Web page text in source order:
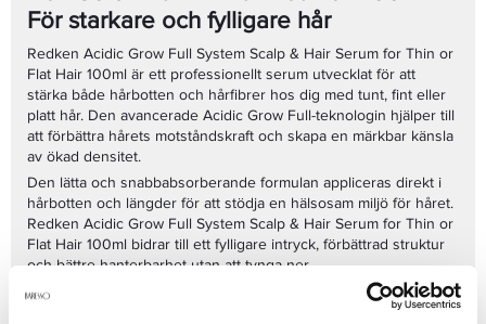
För starkare och fylligare hår
Redken Acidic Grow Full System Scalp & Hair Serum for Thin or
Flat Hair 100ml är ett professionellt serum utvecklat för att
stärka både hårbotten och hårfibrer hos dig med tunt, fint eller
platt hår. Den avancerade Acidic Grow Full-teknologin hjälper till
att förbättra hårets motståndskraft och skapa en märkbar känsla
av ökad densitet.
Den lätta och snabbabsorberande formulan appliceras direkt i
hårbotten och längder för att stödja en hälsosam miljö för håret.
Redken Acidic Grow Full System Scalp & Hair Serum for Thin or
Flat Hair 100ml bidrar till ett fylligare intryck, förbättrad struktur
och bättre hanterbarhet utan att tynga ner.
Fördelar